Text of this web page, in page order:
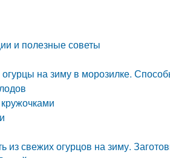
и полезные советы
на зиму в морозилке.
из свежих огурцов на зиму.